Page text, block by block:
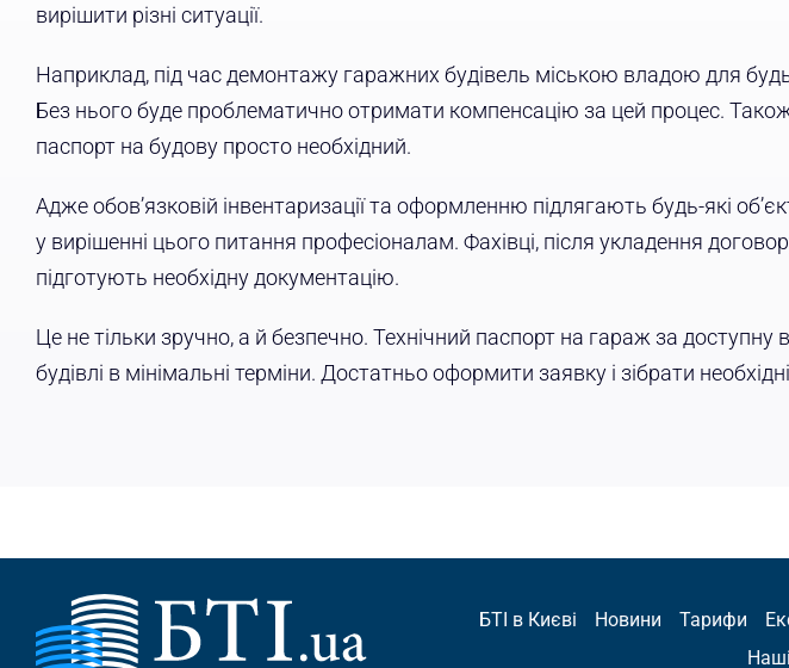
вирішити різні ситуації.
Наприклад, під час демонтажу гаражних будівель міською владою для
Без нього буде проблематично отримати компенсацію за цей процес.
паспорт на будову просто необхідний.
Адже обов’язковій інвентаризації та оформленню підлягають будь-які
у вирішенні цього питання професіоналам. Фахівці, після укладення
підготують необхідну документацію.
Це не тільки зручно, а й безпечно. Технічний паспорт на гараж за доступну
будівлі в мінімальні терміни. Достатньо оформити заявку і зібрати
БТІ в Києві Новини Тарифи